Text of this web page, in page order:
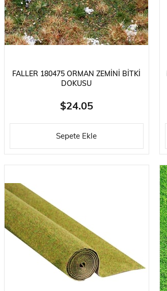
FALLER 180475 ORMAN ZEMINI BITKI
DOKUSU
$24.05
Sepete Ekle